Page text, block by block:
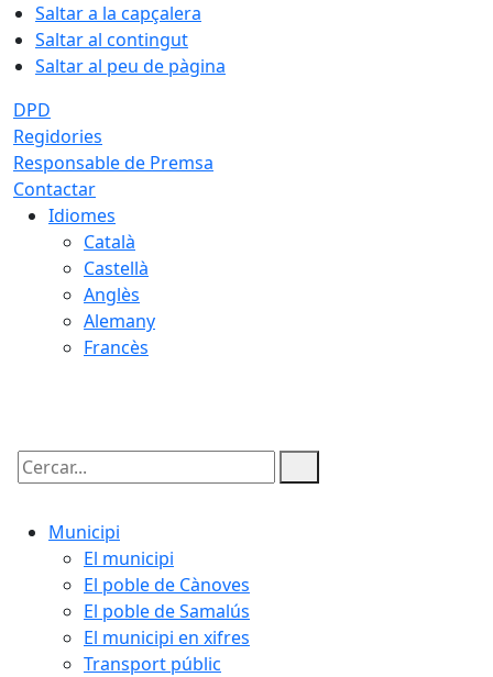
Saltar a la capçalera
Saltar al contingut
Saltar al peu de pàgina
DPD
Regidories
Responsable de Premsa
Contactar
Idiomes
Català
Castellà
Anglès
Alemany
Francès
Cercar:
Municipi
El municipi
El poble de Cànoves
El poble de Samalús
El municipi en xifres
Transport públic